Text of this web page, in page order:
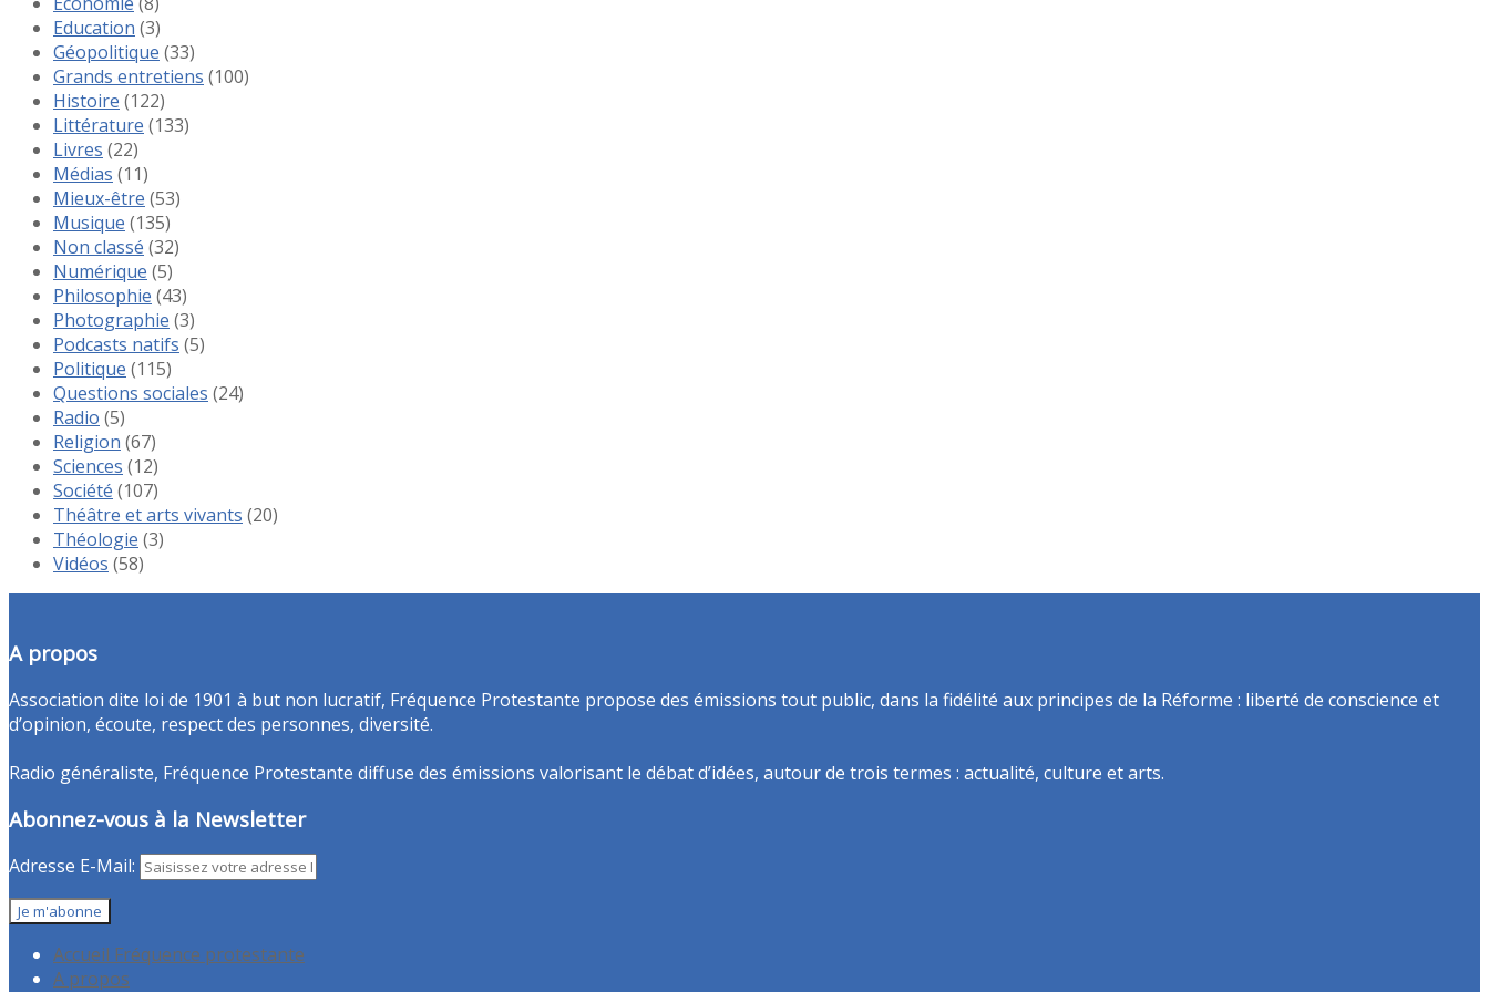
Education (3)
Géopolitique (33)
Grands entretiens (100)
Histoire (122)
Littérature (133)
Livres (22)
Médias (11)
Mieux-être (53)
Musique (135)
Non classé (32)
Numérique (5)
Philosophie (43)
Photographie (3)
Podcasts natifs (5)
Politique (115)
Questions sociales (24)
Radio (5)
Religion (67)
Sciences (12)
Société (107)
Théâtre et arts vivants (20)
Théologie (3)
Vidéos (58)
A propos
Association dite loi de 1901 à but non lucratif, Fréquence Protestante propose des émissions tout public, dans la fidélité aux principes de la Réforme : liberté de conscience et
d’opinion, écoute, respect des personnes, diversité.
Radio généraliste, Fréquence Protestante diffuse des émissions valorisant le débat d’idées, autour de trois termes : actualité, culture et arts.
Abonnez-vous à la Newsletter
Adresse E-Mail:
Accueil Fréquence protestante
A propos